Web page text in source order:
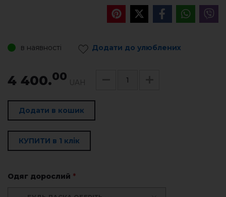
в наявності Додати до улюблених
4 400.00 UAH
Додати в кошик
КУПИТИ в 1 клік
Одяг дорослий *